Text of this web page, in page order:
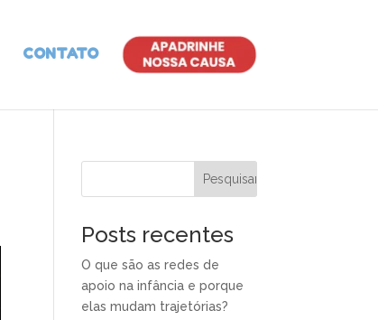
CONTATO
Posts recentes
O que são as redes de
apoio na infância e porque
elas mudam trajetórias?